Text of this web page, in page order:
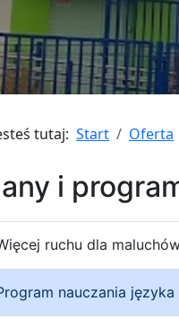
tutaj: Start Oferta
i
ruchu dla
nauczania